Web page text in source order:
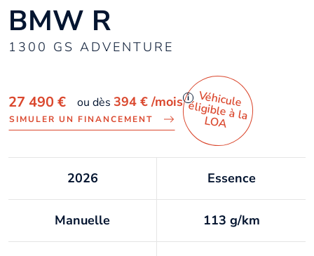
BMW R
1300 GS ADVENTURE
27 490 € ou dès 394 €/mois i
SIMULER UN FINANCEMENT
Véhicule
éligible à la
LO
A
2026 Essence
Manuelle 113 g/km